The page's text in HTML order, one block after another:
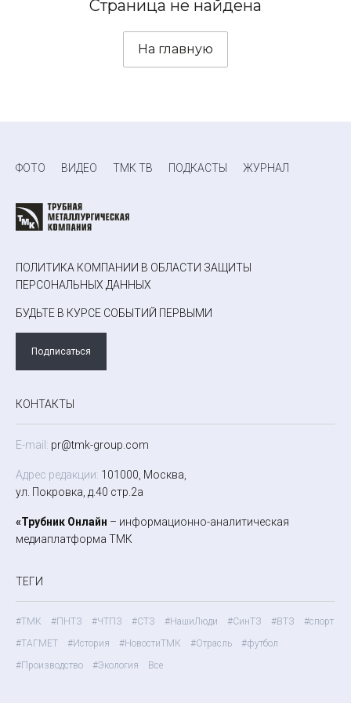
Страница не найдена
На главную
ФОТО ВИДЕО ТМК ТВ ПОДКАСТЫ ЖУРНАЛ
ПОЛИТИКА КОМПАНИИ В ОБЛАСТИ ЗАЩИТЫ
ПЕРСОНАЛЬНЫХ ДАННЫХ
БУДЬТЕ В КУРСЕ СОБЫТИЙ ПЕРВЫМИ
Подписаться
КОНТАКТЫ
E-mail: pr@tmk-group.com
Адрес редакции: 101000, Москва,
ул. Покровка, д.40 стр.2а
«Трубник Онлайн – информационно-аналитическая
медиаплатформа ТМК
ТЕГИ
#ТМК #ПНТЗ #ЧТПЗ #СТЗ #НашиЛюди #СинТЗ #ВТЗ
#спорт
#ТАГМЕТ
#История #НовостиТМК #Отрасль
#футбол
#Производство
#Экология Все